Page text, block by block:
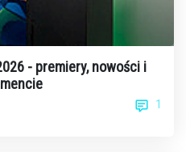
- premiery, nowości i
1